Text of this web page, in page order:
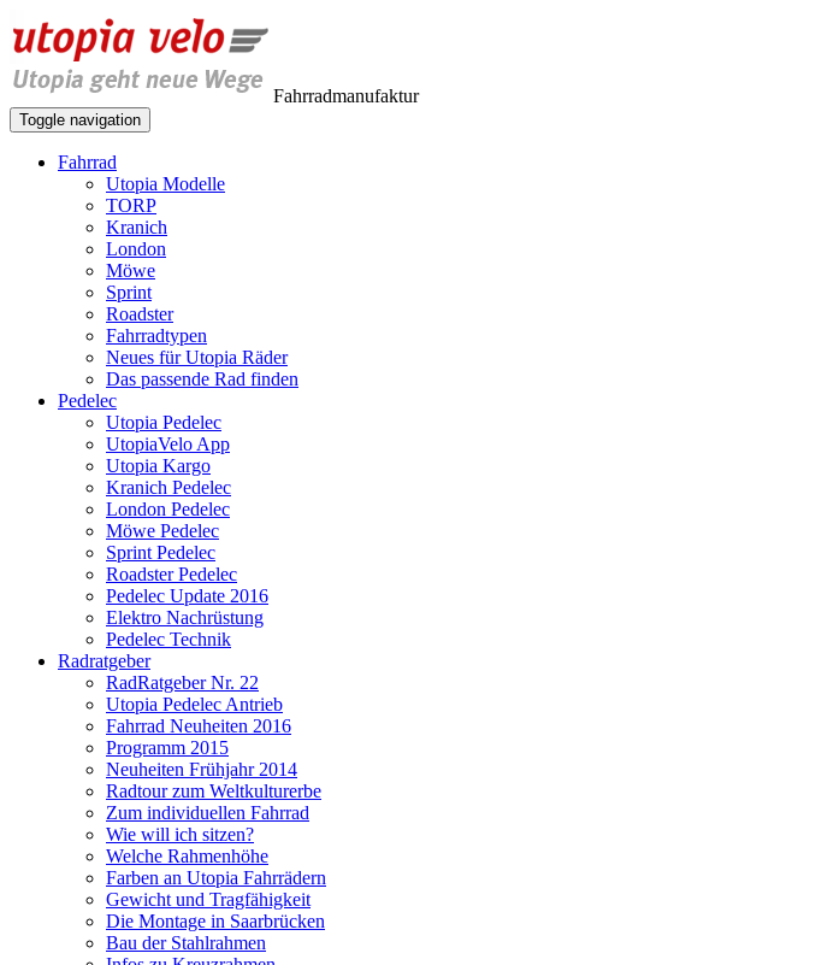
Fahrradmanufaktur
Toggle navigation
Fahrrad
Utopia Modelle
TORP
Kranich
London
Möwe
Sprint
Roadster
Fahrradtypen
Neues für Utopia Räder
Das passende Rad finden
Pedelec
Utopia Pedelec
UtopiaVelo App
Utopia Kargo
Kranich Pedelec
London Pedelec
Möwe Pedelec
Sprint Pedelec
Roadster Pedelec
Pedelec Update 2016
Elektro Nachrüstung
Pedelec Technik
Radratgeber
RadRatgeber Nr. 22
Utopia Pedelec Antrieb
Fahrrad Neuheiten 2016
Programm 2015
Neuheiten Frühjahr 2014
Radtour zum Weltkulturerbe
Zum individuellen Fahrrad
Wie will ich sitzen?
Welche Rahmenhöhe
Farben an Utopia Fahrrädern
Gewicht und Tragfähigkeit
Die Montage in Saarbrücken
Bau der Stahlrahmen